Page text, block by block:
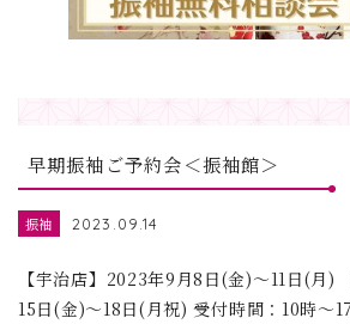
早期振袖ご予約会＜振袖館＞
振袖 2023.09.14
【宇治店】2023年9月8日(金)～11日(月)
15日(金)～18日(月祝) 受付時間：10時～